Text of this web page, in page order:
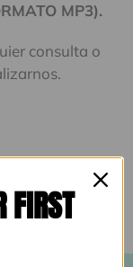
MP3).
consulta o
FIRST